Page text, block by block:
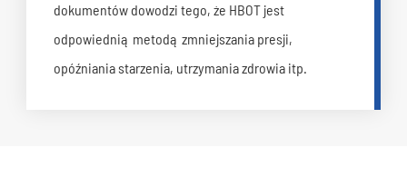
dokumentów dowodzi tego, że HBOT jest
odpowiednią metodą zmniejszania presji,
opóźniania starzenia, utrzymania zdrowia itp.